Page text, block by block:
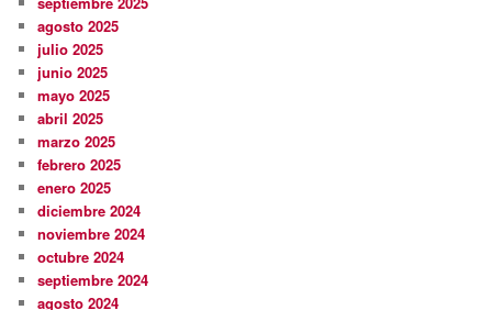
agosto 2025
julio 2025
junio 2025
mayo 2025
abril 2025
marzo 2025
febrero 2025
enero 2025
diciembre 2024
noviembre 2024
octubre 2024
septiembre 2024
agosto 2024